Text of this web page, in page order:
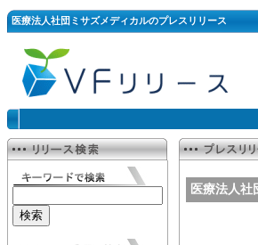
医療法人社団ミサズメディカルのプレスリリース
医療法人社